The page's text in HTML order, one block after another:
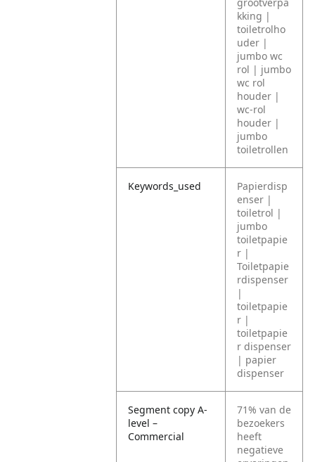
kking |
toiletrolho
uder |
jumbo wc
rol | jumbo
wc rol
houder |
wc-rol
houder |
jumbo
toiletrollen
Keywords_used
Papierdisp
enser |
toiletrol |
jumbo
toiletpapie
r |
Toiletpapie
rdispenser
|
toiletpapie
r |
toiletpapie
r dispenser
| papier
dispenser
Segment copy A-
level –
Commercial
71% van de
bezoekers
heeft
negatieve